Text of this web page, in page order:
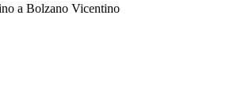
a Bolzano Vicentino